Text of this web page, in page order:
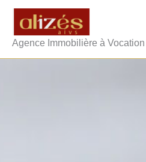
Aller
contenu
Agence Immobilière à